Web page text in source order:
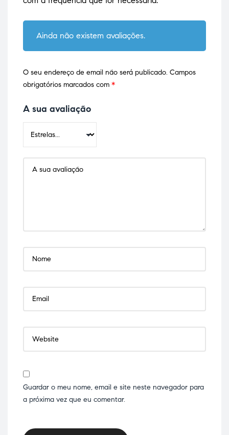
Ainda não existem avaliações.
O seu endereço de email não será publicado. Campos
obrigatórios marcados com *
A sua avaliação
Guardar o meu nome, email e site neste navegador para
a próxima vez que eu comentar.